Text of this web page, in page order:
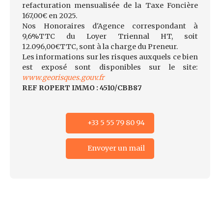
refacturation mensualisée de la Taxe Foncière
167,00€ en 2025.
Nos Honoraires d'Agence correspondant à
9,6%TTC du Loyer Triennal HT, soit
12.096,00€TTC, sont à la charge du Preneur.
Les informations sur les risques auxquels ce bien
est exposé sont disponibles sur le site:
www.georisques.gouv.fr
REF ROPERT IMMO : 4510/CBB87
+33 5 55 79 80 94
Envoyer un mail